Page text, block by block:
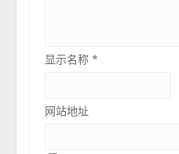
显示名称*
网站地址